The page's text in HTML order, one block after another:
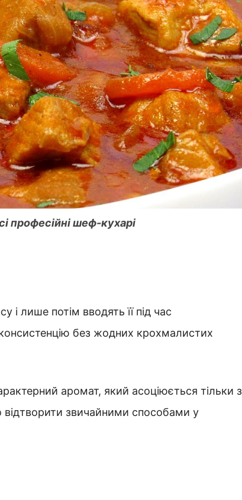
професійні шеф-кухарі
і лише потім вводять її під час
без жодних крохмалистих
аромат, який асоціюється тільки з
звичайними способами у